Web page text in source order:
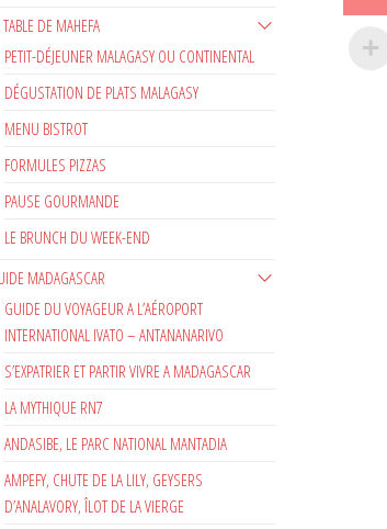
TABLE DE MAHEFA
PETIT-DÉJEUNER MALAGASY OU CONTINENTAL
DÉGUSTATION DE PLATS MALAGASY
MENU BISTROT
FORMULES PIZZAS
PAUSE GOURMANDE
LE BRUNCH DU WEEK-END
MADAGASCAR
GUIDE DU VOYAGEUR A L’AÉROPORT
INTERNATIONAL IVATO – ANTANANARIVO
S’EXPATRIER ET PARTIR VIVRE A MADAGASCAR
LA MYTHIQUE RN7
ANDASIBE, LE PARC NATIONAL MANTADIA
AMPEFY, CHUTE DE LA LILY, GEYSERS
D’ANALAVORY, ÎLOT DE LA VIERGE